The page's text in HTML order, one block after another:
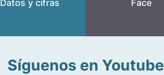
Datos y cifras Face
Síguenos en Youtube